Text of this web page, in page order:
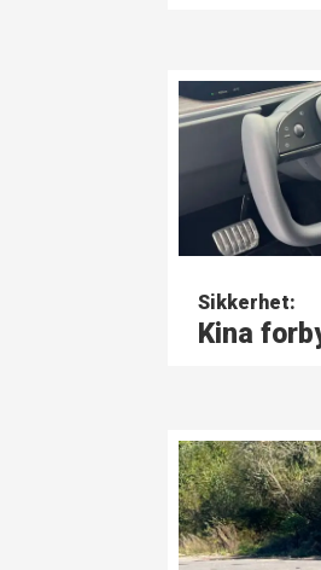
Sikkerhet:
Kina